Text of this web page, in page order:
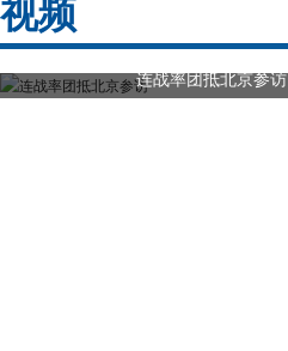
视频
连战率团抵北京参访